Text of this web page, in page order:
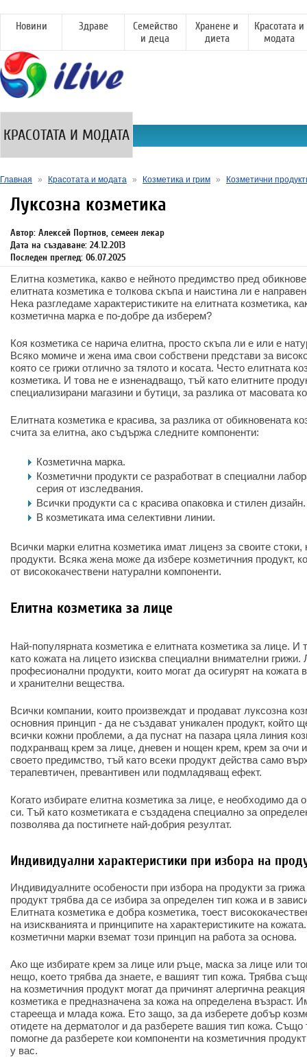
Новини Здраве
Семейство
и деца
Хранене и
диета
Красотата и
модата
КРАСОТАТА И МОДАТА
Главная » Красотата и модата » Козметика и грим » Козметични
Луксозна козметика
Автор: Алексей Портнов, семеен лекар
Дата на създаване: 24.12.2013
Последен преглед: 06.07.2025
Елитна козметика, какво е нейното предимство пред
елитната козметика е толкова скъпа и наистина ли е
Нека разгледаме характеристиките на елитната козметика,
козметична марка е по-добре да изберем?
Коя козметика се нарича елитна, просто скъпа ли е или е
Всяко момиче и жена има свои собствени представи за
която се грижи отлично за тялото и косата. Често елитната
козметика. И това не е изненадващо, тъй като елитните
специализирани магазини и бутици, за разлика от масовата
Елитната козметика е красива, за разлика от обикновената
счита за елитна, ако съдържа следните компоненти:
Козметична марка.
Козметични продукти се разработват в специални
серия от изследвания.
Всички продукти са с красива опаковка и стилен дизайн.
В козметиката има селективни линии.
Всички марки елитна козметика имат лиценз за своите стоки,
продукти. Всяка жена може да избере козметичния продукт,
от висококачествени натурални компоненти.
Елитна козметика за лице
Най-популярната козметика е елитната козметика за лице. И
като кожата на лицето изисква специални внимателни грижи.
професионални продукти, които могат да осигурят на кожата
и хранителни вещества.
Всички компании, които произвеждат и продават луксозна
основния принцип - да не създават уникален продукт, който
всички кожни проблеми, а да пуснат на пазара цяла линия
подхранващ крем за лице, дневен и нощен крем, крем за очи
своето предимство, тъй като всеки продукт действа само
терапевтичен, превантивен или подмладяващ ефект.
Когато избирате елитна козметика за лице, е необходимо да
си. Тъй като козметиката е създадена специално за
позволява да постигнете най-добрия резултат.
Индивидуални характеристики при избора на
Индивидуалните особености при избора на продукти за
продукт трябва да се избира за определен тип кожа и в
Елитната козметика е добра козметика, тоест
на изискванията и принципите на характеристиките на
козметични марки вземат този принцип на работа за основа.
Ако ще избирате крем за лице или ръце, маска за лице или
нещо, което трябва да знаете, е вашият тип кожа. Трябва
на козметичния продукт могат да причинят алергична
козметика е предназначена за кожа на определена възраст.
старееща и млада кожа. Ето защо, за да изберете добър
отидете на дерматолог и да разберете вашия тип кожа. Също
помогне да разберете кои компоненти на козметичния
у вас.